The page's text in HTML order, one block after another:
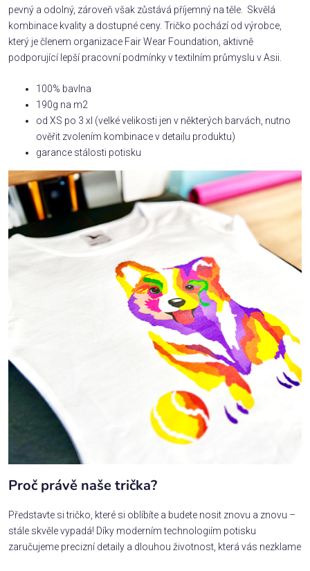
pevný a odolný, zároveň však zůstává příjemný na těle. Skvělá
kombinace kvality a dostupné ceny. Tričko pochází od výrobce,
který je členem organizace Fair Wear Foundation, aktivně
podporující lepší pracovní podmínky v textilním průmyslu v Asii.
100% bavlna
190g na m2
od XS po 3 xl (velké velikosti jen v některých barvách, nutno
ověřit zvolením kombinace v detailu produktu)
garance stálosti potisku
Proč právě naše trička?
Představte si tričko, které si oblíbíte a budete nosit znovu a znovu –
stále skvěle vypadá! Díky moderním technologiím potisku
zaručujeme precizní detaily a dlouhou životnost, která vás nezklame